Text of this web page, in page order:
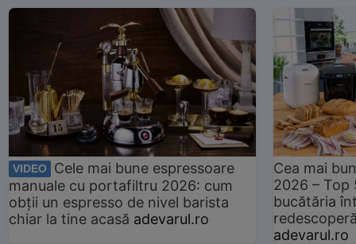
VIDEO
Cele mai bune espressoare
manuale cu portafiltru 2026: cum
obții un espresso de nivel barista
chiar la tine acasă adevarul.ro
Cea mai
2026 –
bucătăria
adevarul.ro